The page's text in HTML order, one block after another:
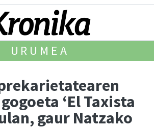
URUMEA
‘El Taxista
gaur Natzako